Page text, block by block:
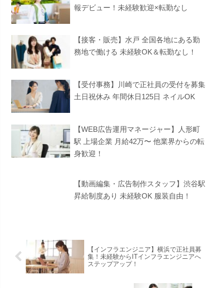
報デビュー！未経験歓迎×転勤なし
【接客・販売】水戸 全国各地にある勤
務地で働ける 未経験OK＆転勤なし！
【受付事務】川崎で正社員の受付を募集
土日祝休み 年間休日125日 ネイルOK
【WEB広告運用マネージャー】人形町
駅 上場企業 月給42万〜 他業界からの転
身歓迎！
【動画編集・広告制作スタッフ】渋谷駅
昇給制度あり 未経験OK 服装自由！
【インフラエンジニア】横浜で正社員募
集！未経験からITインフラエンジニアへ
ステップアップ！